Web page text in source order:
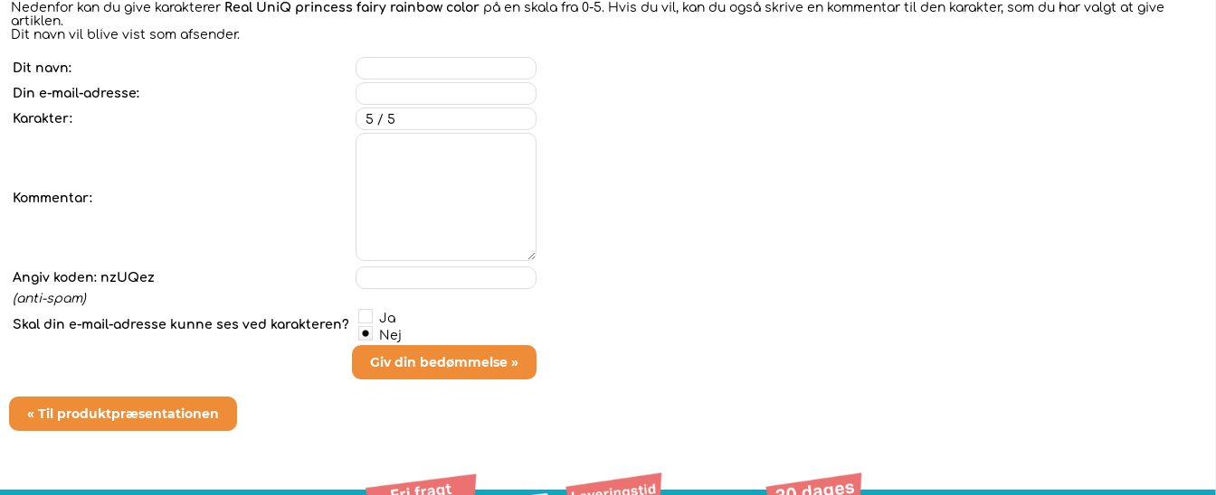
Nedenfor kan du give karakterer Real UniQ princess fairy rainbow color på en skala fra 0-5. Hvis du vil, kan du også skrive en kommentar til den karakter, som du har valgt at give
artiklen.
Dit navn vil blive vist som afsender.
Dit navn:
Din e-mail-adresse:
Karakter:
Kommentar:
Angiv koden: nzUQez
(anti-spam)
Skal din e-mail-adresse kunne ses ved karakteren?
Ja
Nej
Giv din bedømmelse »
« Til produktpræsentationen